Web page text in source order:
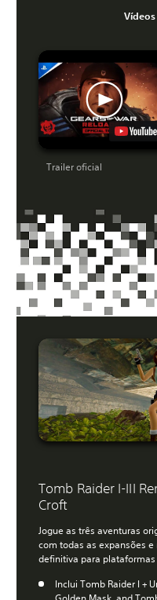
Trailer oficial
Tomb Raider I-III
Croft
Jogue as três aventuras
com todas as expansões
definitiva para
Inclui Tomb Raider I +